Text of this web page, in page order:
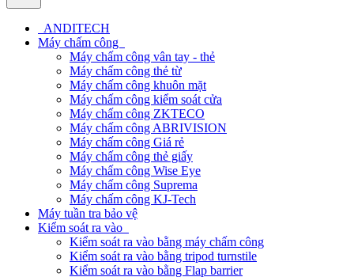
ANDITECH
Máy chấm công
Máy chấm công vân tay - thẻ
Máy chấm công thẻ từ
Máy chấm công khuôn mặt
Máy chấm công kiểm soát cửa
Máy chấm công ZKTECO
Máy chấm công ABRIVISION
Máy chấm công Giá rẻ
Máy chấm công thẻ giấy
Máy chấm công Wise Eye
Máy chấm công Suprema
Máy chấm công KJ-Tech
Máy tuần tra bảo vệ
Kiểm soát ra vào
Kiểm soát ra vào bằng máy chấm công
Kiểm soát ra vào bằng tripod turnstile
Kiểm soát ra vào bằng Flap barrier